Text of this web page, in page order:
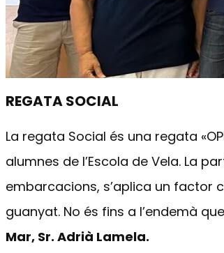
REGATA SOCIAL
La regata Social és una regata
alumnes de l’Escola de Vela. La
embarcacions, s’aplica un factor
guanyat. No és fins a l’endemà
Mar, Sr. Adrià Lamela.